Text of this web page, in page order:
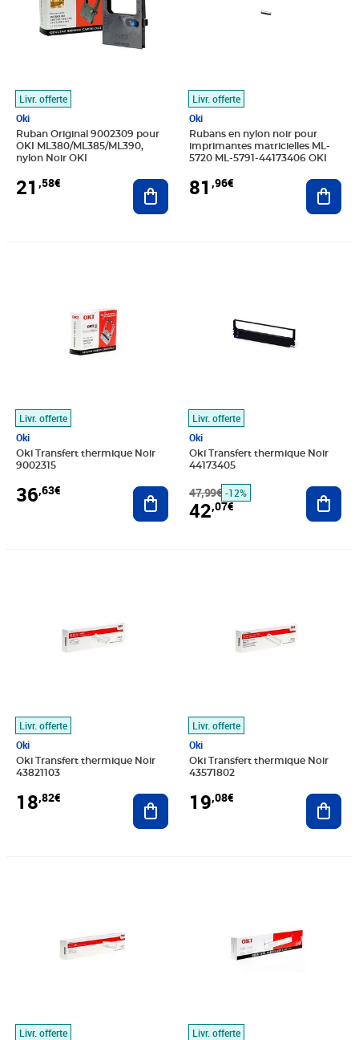
Livr. offerte
Oki
Ruban Original 9002309 pour
OKI ML380/ML385/ML390,
nylon Noir OKI
21 ,58€ Ajouter au panier
Livr. offerte
Oki
Rubans en nylon noir pour
imprimantes matricielles ML-
5720 ML-5791-44173406 OKI
81 ,96€
Livr. offerte
Oki
Oki Transfert thermique Noir
9002315
36,63€ Ajouter au panier
Livr. offerte
Oki
Oki Transfert thermique Noir
44173405
47,99€ -12%
42,07€
Livr. offerte
Oki
Oki Transfert thermique Noir
43821103
18,82€ Ajouter au panier
Livr. offerte
Oki
Oki Transfert thermique Noir
43571802
19,08€
Livr. offerte
Livr. offerte